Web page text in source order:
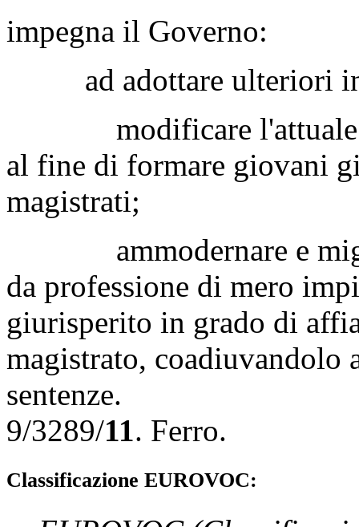
impegna il Governo:
ad adottare ulteriori
modificare l'attuale
al fine di formare giovani
magistrati;
ammodernare e
da professione di mero
giurisperito in grado di
magistrato, coadiuvandolo
sentenze.
9/3289/11. Ferro.
Classificazione EUROVOC: